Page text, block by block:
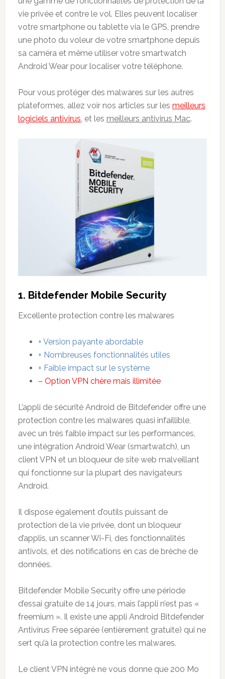
vie privée et contre le vol. Elles peuvent localiser
votre smartphone ou tablette via le GPS, prendre
une photo du voleur de votre smartphone depuis
sa caméra et même utiliser votre smartwatch
Android Wear pour localiser votre téléphone.
Pour vous protéger des malwares sur les autres
plateformes, allez voir nos articles sur les meilleurs
logiciels antivirus, et les meilleurs antivirus Mac.
1. Bitdefender Mobile Security
Excellente protection contre les malwares
+ Version payante abordable
+ Nombreuses fonctionnalités utiles
+ Faible impact sur le système
– Option VPN chère mais illimitée
L’appli de sécurité Android de Bitdefender offre une
protection contre les malwares quasi infaillible,
avec un très faible impact sur les performances,
une intégration Android Wear (smartwatch), un
client VPN et un bloqueur de site web malveillant
qui fonctionne sur la plupart des navigateurs
Android.
Il dispose également d’outils puissant de
protection de la vie privée, dont un bloqueur
d’applis, un scanner Wi-Fi, des fonctionnalités
antivols, et des notifications en cas de brèche de
données.
Bitdefender Mobile Security offre une période
d’essai gratuite de 14 jours, mais l’appli n’est pas «
freemium ». Il existe une appli Android Bitdefender
Antivirus Free séparée (entièrement gratuite) qui ne
sert qu’à la protection contre les malwares.
Le client VPN intégré ne vous donne que 200 Mo